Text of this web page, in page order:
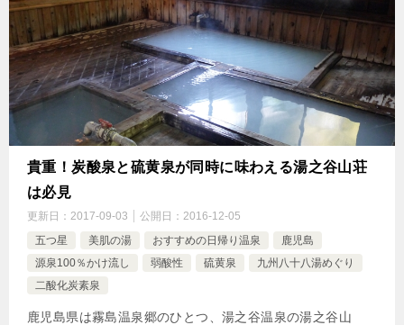
貴重！炭酸泉と硫黄泉が同時に味わえる湯之谷山荘
は必見
更新日： 2017-09-03 公開日： 2016-12-05
五つ星
美肌の湯 おすすめの日帰り温泉
鹿児島
源泉100％かけ流し
弱酸性 硫黄泉
九州八十八湯めぐり
二酸化炭素泉
鹿児島県は霧島温泉郷のひとつ、湯之谷温泉の湯之谷山